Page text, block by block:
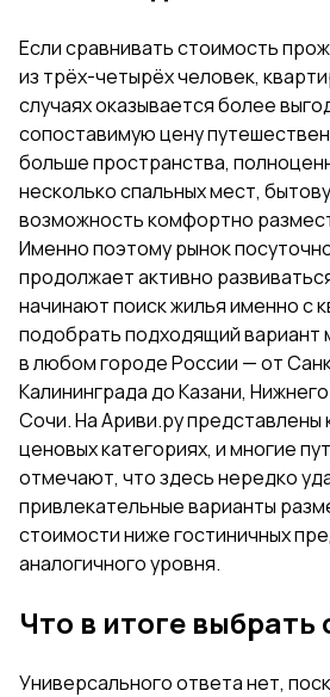
Если сравнивать стоимость
из трёх-четырёх человек,
случаях оказывается более
сопоставимую цену
больше пространства,
несколько спальных мест,
возможность комфортно
Именно поэтому рынок
продолжает активно
начинают поиск жилья именно с
подобрать подходящий вариант
в любом городе России — от
Калининграда до Казани,
Сочи. На Ариви.ру представлены
ценовых категориях, и многие
отмечают, что здесь нередко
привлекательные варианты
стоимости ниже гостиничных
аналогичного уровня.
Что в итоге выбрать
Универсального ответа нет,